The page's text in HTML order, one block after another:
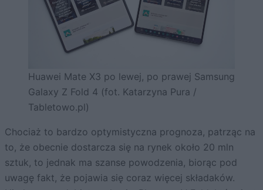
Huawei Mate X3 po lewej, po prawej Samsung
Galaxy Z Fold 4 (fot. Katarzyna Pura /
Tabletowo.pl)
Chociaż to bardzo optymistyczna prognoza, patrząc na
to, że obecnie dostarcza się na rynek około 20 mln
sztuk, to jednak ma szanse powodzenia, biorąc pod
uwagę fakt, że pojawia się coraz więcej składaków.